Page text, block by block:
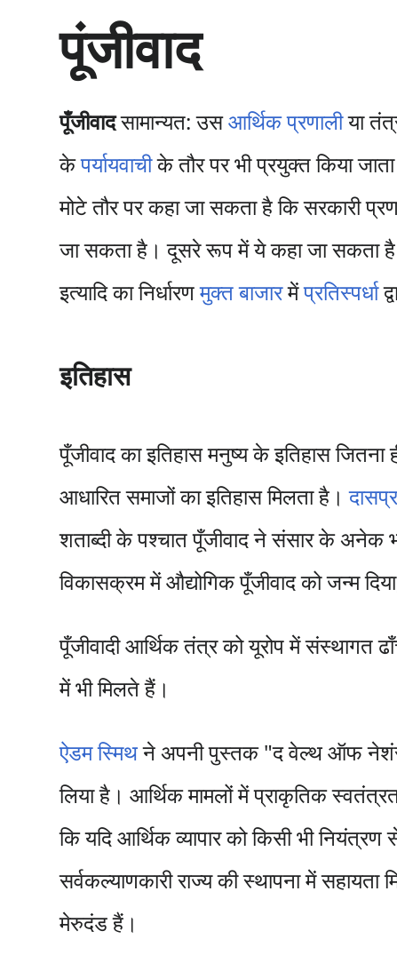
म
ग्री
जा
एँ
पूंजीवाद
पूँजीवादसामान्यत: उसआर्थिक प्रणालीया
केपर्यायवाचीके तौर पर भी प्रयुक्त किया
मोटे तौर पर कहा जा सकता है कि सरकारी
जा सकता है। दूसरे रूप में ये कहा जा सकता है
इत्यादि का निर्धारणमुक्त बाजारमेंप्रतिस्पर्धा
इतिहास
पूँजीवाद का इतिहास मनुष्य के इतिहास जितना
आधारित समाजों का इतिहास मिलता है।
शताब्दी के पश्चात पूँजीवाद ने संसार के अनेक
विकासक्रम में औद्योगिक पूँजीवाद को जन्म
पूँजीवादी आर्थिक तंत्र को यूरोप में संस्थागत
में भी मिलते हैं।
ऐडम स्मिथने अपनी पुस्तक "द वेल्थ ऑफ नेशंस"
लिया है। आर्थिक मामलों में प्राकृतिक
कि यदि आर्थिक व्यापार को किसी भी नियंत्रण
सर्वकल्याणकारी राज्य की स्थापना में
मेरुदंड हैं।